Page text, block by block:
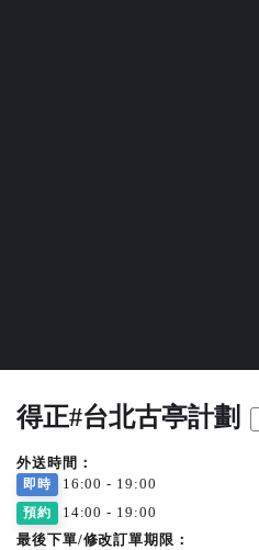
得正#台北古亭計劃
外送時間：
即時 16:00 - 19:00
預約
14:00 - 19:00
最後下單/修改訂單期限：